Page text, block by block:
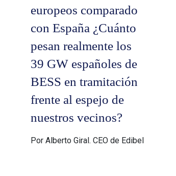
europeos comparado
con España ¿Cuánto
pesan realmente los
39 GW españoles de
BESS en tramitación
frente al espejo de
nuestros vecinos?
Por Alberto Giral. CEO de Edibel